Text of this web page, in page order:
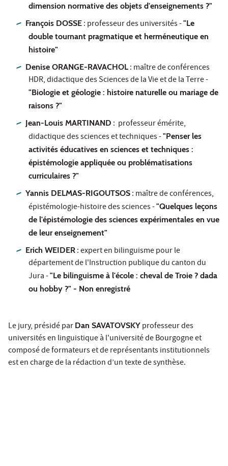
dimension normative des objets d'enseignements ?"
François DOSSE : professeur des universités -"Le
double tournant pragmatique et herméneutique en
histoire"
Denise ORANGE-RAVACHOL : maître de conférences
HDR, didactique des Sciences de la Vie et de la Terre -
"Biologie et géologie : histoire naturelle ou mariage de
raisons ?"
Jean-Louis MARTINAND : professeur émérite,
didactique des sciences et techniques -"Penser les
activités éducatives en sciences et techniques :
épistémologie appliquée ou problématisations
curriculaires ?"
Yannis DELMAS-RIGOUTSOS : maître de conférences,
épistémologie-histoire des sciences -"Quelques leçons
de l'épistémologie des sciences expérimentales en vue
de leur enseignement"
Erich WEIDER : expert en bilinguisme pour le
département de l'Instruction publique du canton du
Jura -"Le bilinguisme à l'école : cheval de Troie ? dada
ou hobby ?" - Non enregistré
Le jury, présidé par Dan SAVATOVSKY professeur des
universités en linguistique à l'université de Bourgogne et
composé de formateurs et de représentants institutionnels
est en charge de la rédaction d’un texte de synthèse.